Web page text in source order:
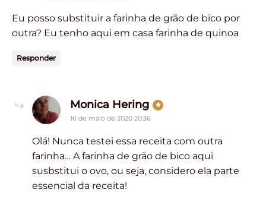
Eu posso substituir a farinha de grão de bico por
outra? Eu tenho aqui em casa farinha de quinoa
Responder
Monica Hering says:
16 de maio de 2020 20:36
Olá! Nunca testei essa receita com outra
farinha… A farinha de grão de bico aqui
susbstitui o ovo, ou seja, considero ela parte
essencial da receita!